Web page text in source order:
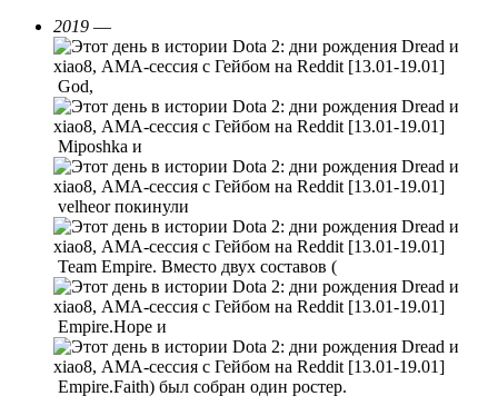
2019 —
God,
Miposhka и
velheor покинули
Team Empire. Вместо двух составов (
Empire.Hope и
Empire.Faith) был собран один ростер.